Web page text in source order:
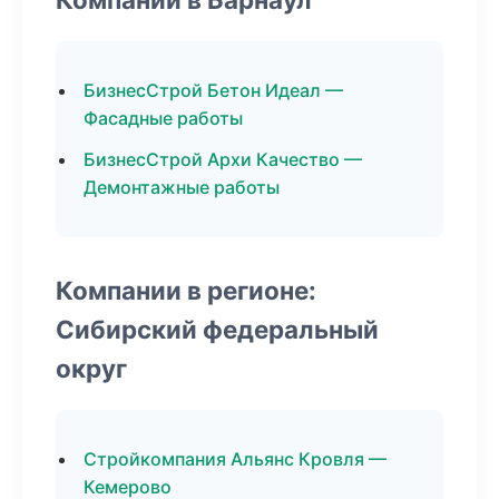
БизнесСтрой Бетон Идеал —
Фасадные работы
БизнесСтрой Архи Качество —
Демонтажные работы
Компании в регионе:
Сибирский федеральный
округ
Стройкомпания Альянс Кровля —
Кемерово